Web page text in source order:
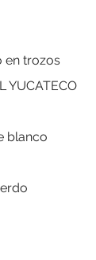
en trozos
YUCATECO
blanco